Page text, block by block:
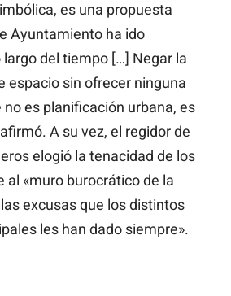
es una propuesta
Ayuntamiento ha ido
largo del tiempo […] Negar la
espacio sin ofrecer ninguna
es planificación urbana, es
A su vez, el regidor de
elogió la tenacidad de los
al «muro burocrático de la
excusas que los distintos
les han dado siempre».